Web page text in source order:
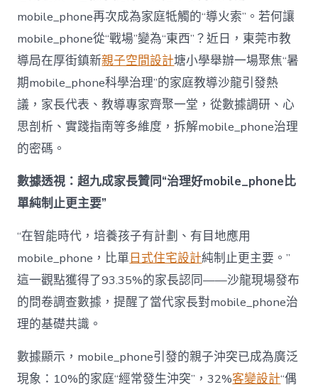
理
難
題？
讓
mobilJIUYI
俱
意
空
間
設
成
為
東
西”，
而
非
“家
庭
中
mobile_phone再次成為家庭牴觸的“導火索”。若何讓
mobile_phone從“戰場”變為“東西”？近日，東莞市教
導局在厚街鎮新親子空間設計塘小學舉辦一場聚焦“暑
期mobile_phone科學治理”的家庭教導沙龍引發熱
議，家長代表、教導專家齊聚一堂，從數據調研、心
思剖析、實踐指南等多維度，拆解mobile_phone治理
的密碼。
數據透視：超九成家長贊同“治理好mobile_phone比
單純制止更主要”
“在智能時代，培養孩子有計劃、有目地應用
mobile_phone，比單日式住宅設計純制止更主要。”
這一觀點獲得了93.35%的家長認同——沙龍現場發布
的問卷調查數據，提醒了當代家長對mobile_phone治
理的基礎共識。
數據顯示，mobile_phone引發的親子沖突已成為廣泛
現象：10%的家庭“經常發生沖突”，32%客變設計“偶